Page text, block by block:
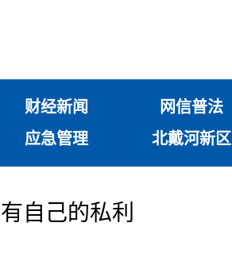
财经新闻 网信普法
应急管理 北戴河新区
自己的私利